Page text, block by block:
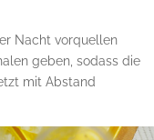
Nacht vorquellen
geben, sodass die
mit Abstand